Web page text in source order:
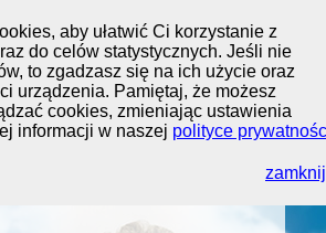
aby ułatwić Ci korzystanie z
do celów statystycznych. Jeśli nie
to zgadzasz się na ich użycie oraz
urządzenia. Pamiętaj, że możesz
cookies, zmieniając ustawienia
informacji w naszej polityce
zamknij